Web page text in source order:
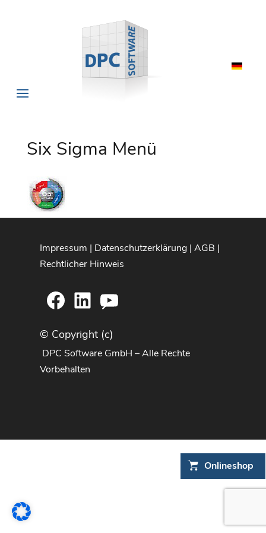
Onlineshop
Six Sigma Menü
Impressum | Datenschutzerklärung |AGB |
Rechtlicher Hinweis
Facebook
LinkedIn
YouTube
© Copyright (c)
DPC Software GmbH – Alle Rechte
Vorbehalten